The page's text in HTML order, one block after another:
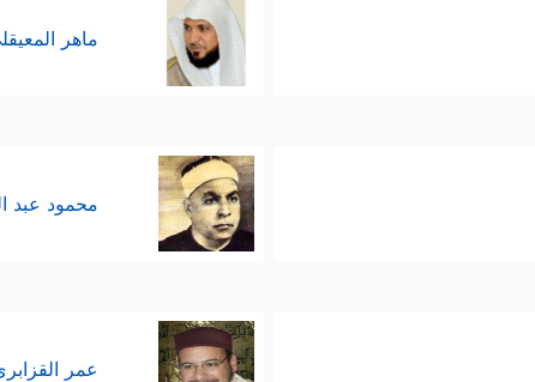
ماهر
محمود عبد
عمر